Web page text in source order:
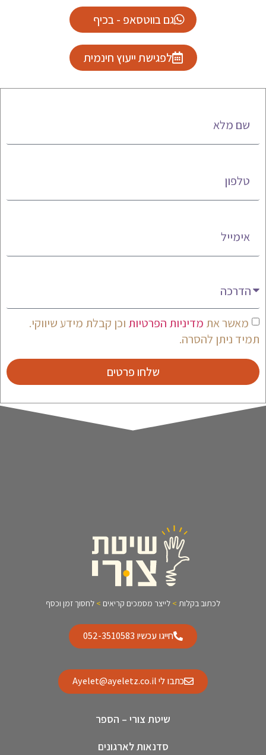
גם בווטסאפ - בכיף
לפגישת ייעוץ חינמית
מאשר את מדיניות הפרטיות וכן קבלת מידע שיווקי.
תמיד ניתן להסרה.
שלחו פרטים
לכתוב בקלות > לייצר מסמכים קריאים > לחסוך זמן וכסף
חייגו עכשיו 052-3510583
כתבו לי Ayelet@ayeletz.co.il
שיטת צורי – הספר
סדנאות לארגונים